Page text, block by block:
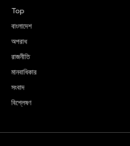
Top
বাংলাদেশ
অপরাধ
রাজনীতি
মানবাধিকার
সংবাদ
বিশ্লেষণ